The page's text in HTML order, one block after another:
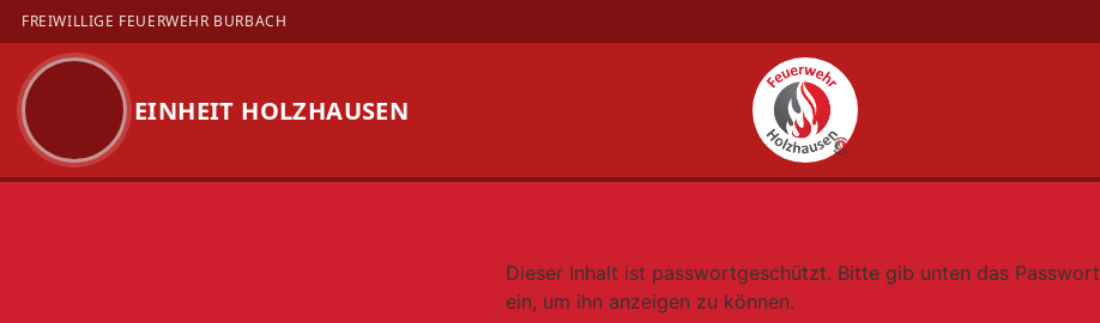
FREIWILLIGE FEUERWEHR BURBACH
EINHEIT HOLZHAUSEN
Zum
Inhalt
Dieser Inhalt ist passwortgeschützt. Bitte gib unten das Passwort
ein, um ihn anzeigen zu können.